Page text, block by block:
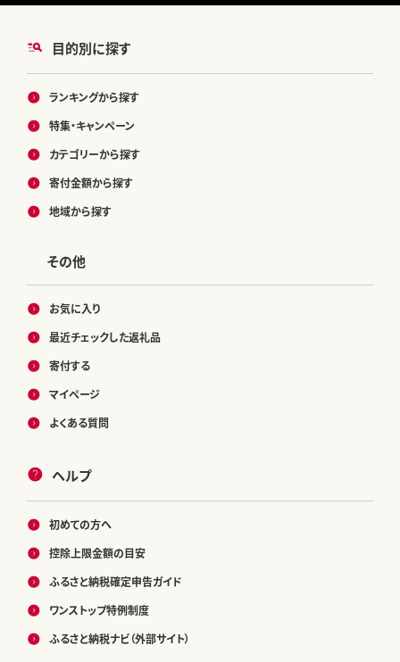
目的別に探す
ランキングから探す
特集・キャンペーン
カテゴリーから探す
寄付金額から探す
地域から探す
その他
お気に入り
最近チェックした返礼品
寄付する
マイページ
よくある質問
ヘルプ
初めての方へ
控除上限金額の目安
ふるさと納税確定申告ガイド
ワンストップ特例制度
ふるさと納税ナビ（外部サイト）